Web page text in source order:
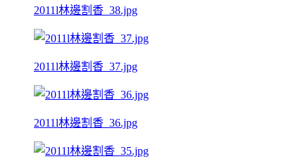
2011l林邊割香_38.jpg
2011l林邊割香_37.jpg
2011l林邊割香_36.jpg